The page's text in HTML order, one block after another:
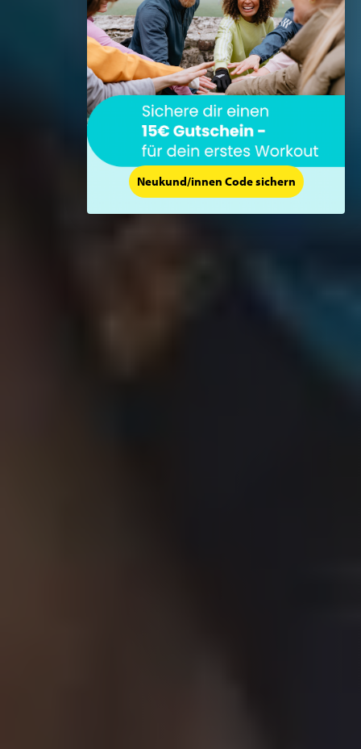
Neukund/innen Code sichern